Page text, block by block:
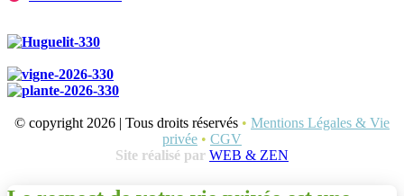
© copyright 2026 | Tous droits réservés • Mentions Légales & Vie
privée • CGV
Site réalisé par WEB & ZEN